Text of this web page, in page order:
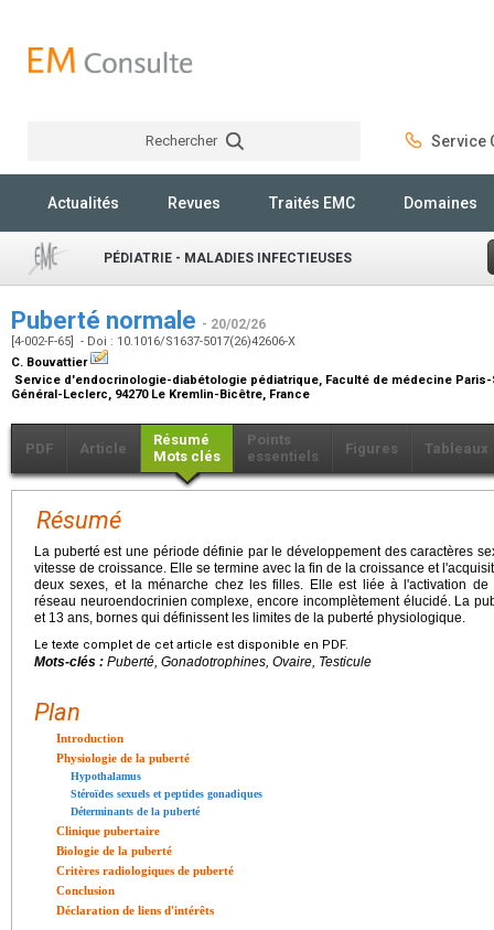
Rechercher Service
Actualités Revues Traités EMC Domaines
PÉDIATRIE - MALADIES INFECTIEUSES
Puberté normale - 20/02/26
[4-002-F-65] - Doi : 10.1016/S1637-5017(26)42606-X
C. Bouvattier
Service d'endocrinologie-diabétologie pédiatrique, Faculté de médecine Paris-
Général-Leclerc, 94270 Le Kremlin-Bicêtre, France
PDF Article
Résumé
Mots clés
Points
essentiels
Figures Tableaux
Résumé
La puberté est une période définie par le développement des caractères
vitesse de croissance. Elle se termine avec la fin de la croissance et
deux sexes, et la ménarche chez les filles. Elle est liée à l'activation de
réseau neuroendocrinien complexe, encore incomplètement élucidé. La
et 13 ans, bornes qui définissent les limites de la puberté physiologique.
Le texte complet de cet article est disponible en PDF.
Mots-clés : Puberté, Gonadotrophines, Ovaire, Testicule
Plan
Introduction
Physiologie de la puberté
Hypothalamus
Stéroïdes sexuels et peptides gonadiques
Déterminants de la puberté
Clinique pubertaire
Biologie de la puberté
Critères radiologiques de puberté
Conclusion
Déclaration de liens d'intérêts